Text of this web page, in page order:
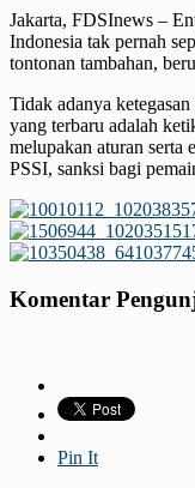
Jakarta, FDSInews –
Indonesia tak pernah
tontonan tambahan,
Tidak adanya
yang terbaru adalah
melupakan aturan serta
PSSI, sanksi bagi
Komentar
Pin It